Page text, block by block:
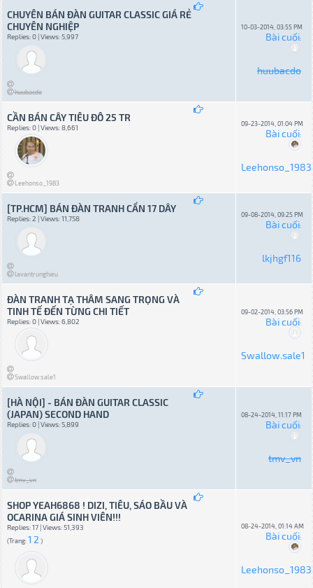
CHUYÊN BÁN ĐÀN GUITAR CLASSIC GIÁ RẺ
CHUYÊN NGHIỆP
Replies: 0 | Views: 5,997
huubacdo
10-03-2014, 03:55 PM
Bài cuối:
huubacdo
CẦN BÁN CÂY TIÊU ĐÔ 25 TR
Replies: 0 | Views: 8,661
Leehonso_1983
09-23-2014, 01:04 PM
Bài cuối:
Leehonso_1983
[TP.HCM] BÁN ĐÀN TRANH CẨN 17 DÂY
Replies: 2 | Views: 11,758
lavantrunghieu
09-08-2014, 09:25 PM
Bài cuối:
lkjhgf116
ĐÀN TRANH TẠ THÂM SANG TRỌNG VÀ
TINH TẾ ĐẾN TỪNG CHI TIẾT
Replies: 0 | Views: 6,802
Swallow.sale1
09-02-2014, 03:56 PM
Bài cuối:
Swallow.sale1
[HÀ NỘI] - BÁN ĐÀN GUITAR CLASSIC
(JAPAN) SECOND HAND
Replies: 0 | Views: 5,899
tmv_vn
08-24-2014, 11:17 PM
Bài cuối:
tmv_vn
SHOP YEAH6868 ! DIZI, TIÊU, SÁO BẦU VÀ
OCARINA GIÁ SINH VIÊN!!!
Replies: 17 | Views: 51,393
(Trang:1 2 )
08-24-2014, 01:14 AM
Bài cuối:
Leehonso_1983